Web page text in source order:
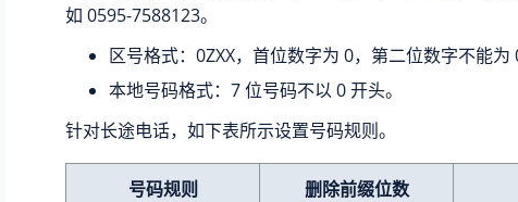
如 0595-7588123。
区号格式：0ZXX，首位数字为 0，第二位数字不能为
本地号码格式：7 位号码不以 0 开头。
针对长途电话，如下表所示设置号码规则。
号码规则 删除前缀位数